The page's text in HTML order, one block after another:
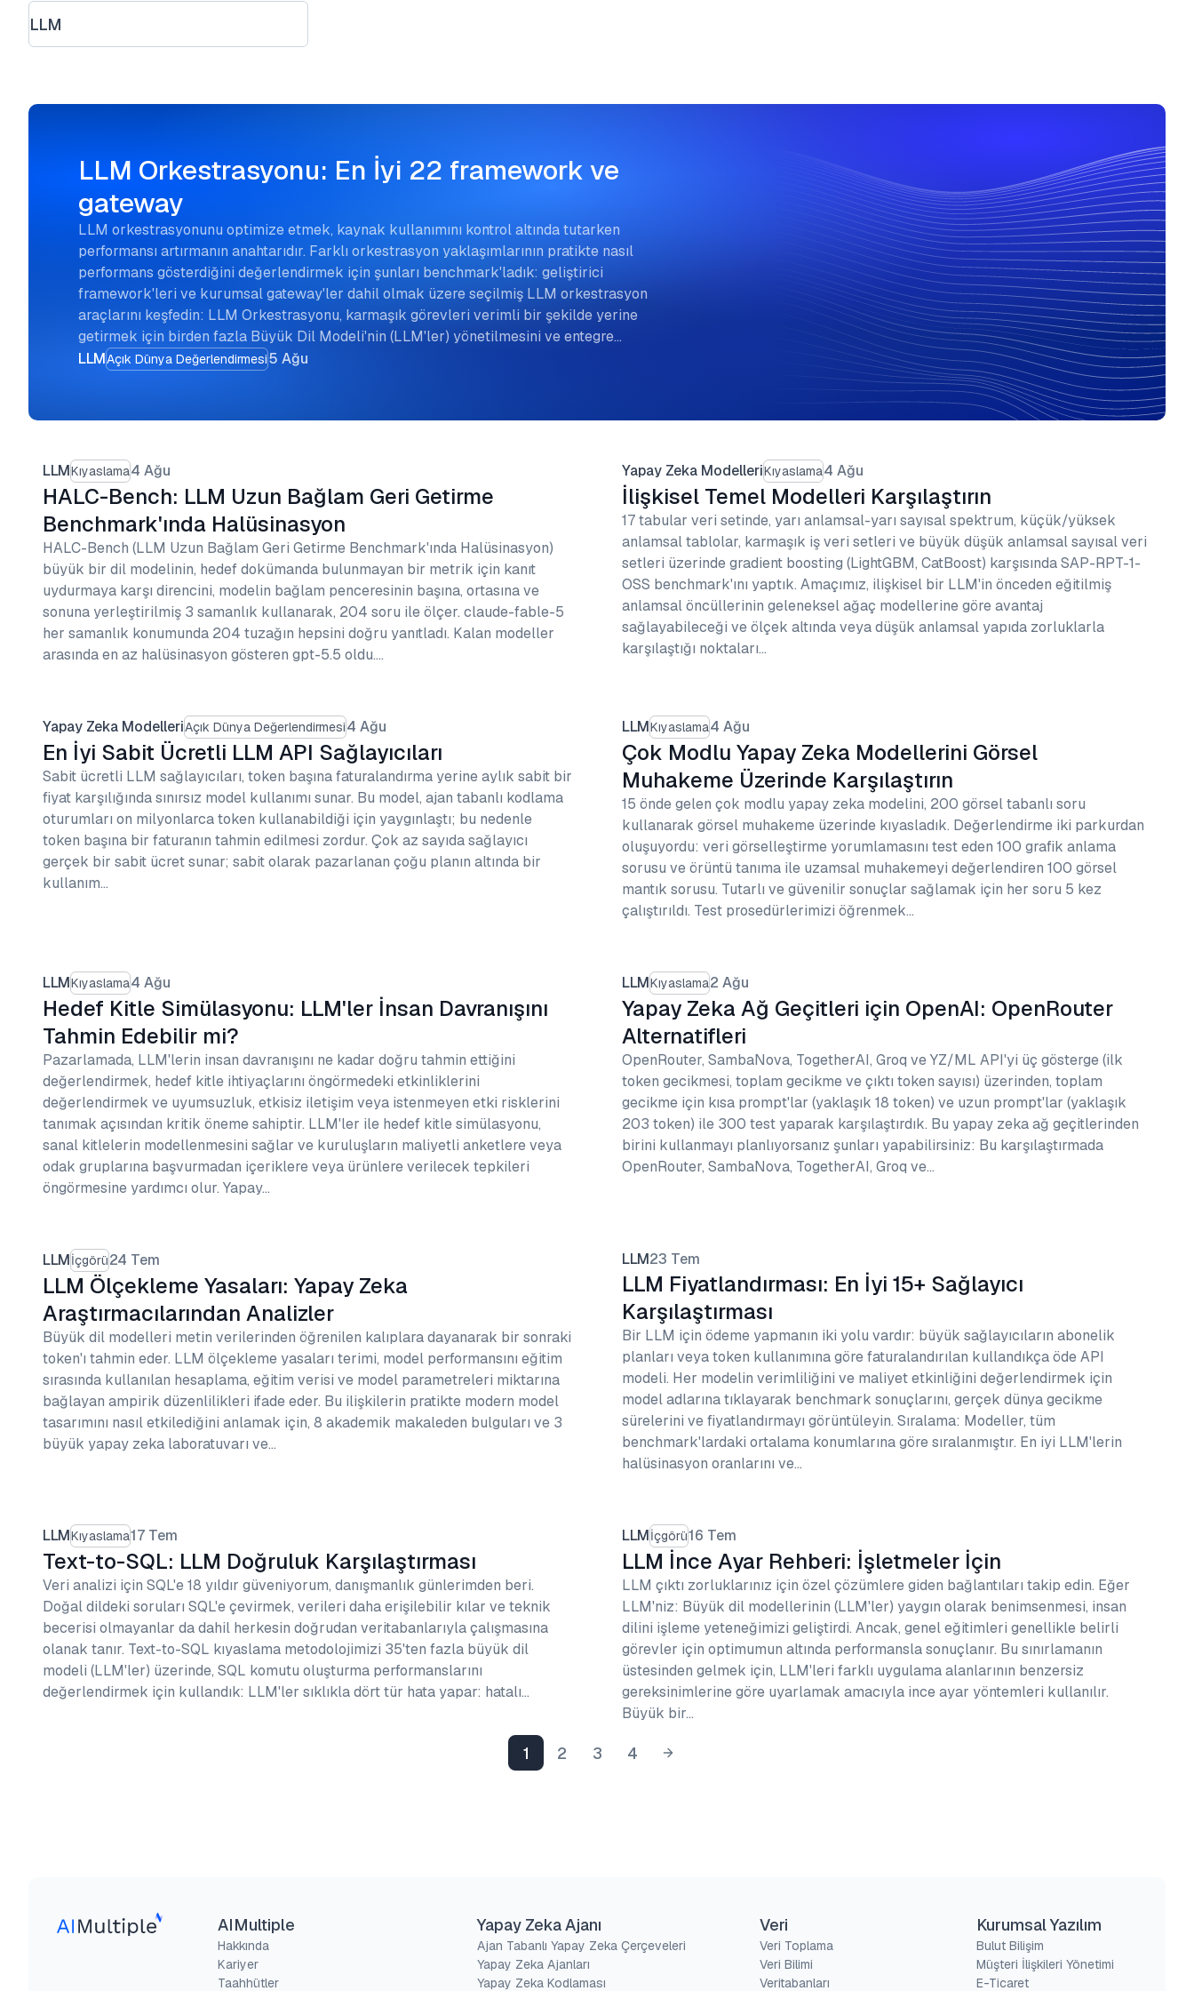
LLM
LLM Orkestrasyonu: En İyi 22 framework ve
gateway
LLMAçık Dünya Değerlendirmesi5 Ağu
LLM orkestrasyonunu optimize etmek, kaynak kullanımını kontrol altında tutarken
performansı artırmanın anahtarıdır. Farklı orkestrasyon yaklaşımlarının pratikte nasıl
performans gösterdiğini değerlendirmek için şunları benchmark'ladık: geliştirici
framework'leri ve kurumsal gateway'ler dahil olmak üzere seçilmiş LLM orkestrasyon
araçlarını keşfedin: LLM Orkestrasyonu, karmaşık görevleri verimli bir şekilde yerine
getirmek için birden fazla Büyük Dil Modeli'nin (LLM'ler) yönetilmesini ve entegre…
LLMKıyaslama4 Ağu
HALC-Bench: LLM Uzun Bağlam Geri Getirme
Benchmark'ında Halüsinasyon
HALC-Bench (LLM Uzun Bağlam Geri Getirme Benchmark'ında Halüsinasyon)
büyük bir dil modelinin, hedef dokümanda bulunmayan bir metrik için kanıt
uydurmaya karşı direncini, modelin bağlam penceresinin başına, ortasına ve
sonuna yerleştirilmiş 3 samanlık kullanarak, 204 soru ile ölçer. claude-fable-5
her samanlık konumunda 204 tuzağın hepsini doğru yanıtladı. Kalan modeller
arasında en az halüsinasyon gösteren gpt-5.5 oldu.…
Yapay Zeka ModelleriKıyaslama4 Ağu
İlişkisel Temel Modelleri Karşılaştırın
17 tabular veri setinde, yarı anlamsal-yarı sayısal spektrum, küçük/yüksek
anlamsal tablolar, karmaşık iş veri setleri ve büyük düşük anlamsal sayısal veri
setleri üzerinde gradient boosting (LightGBM, CatBoost) karşısında SAP-RPT-1-
OSS benchmark'ını yaptık. Amaçımız, ilişkisel bir LLM'in önceden eğitilmiş
anlamsal öncüllerinin geleneksel ağaç modellerine göre avantaj
sağlayabileceği ve ölçek altında veya düşük anlamsal yapıda zorluklarla
karşılaştığı noktaları…
Yapay Zeka ModelleriAçık Dünya Değerlendirmesi4 Ağu
En İyi Sabit Ücretli LLM API Sağlayıcıları
Sabit ücretli LLM sağlayıcıları, token başına faturalandırma yerine aylık sabit bir
fiyat karşılığında sınırsız model kullanımı sunar. Bu model, ajan tabanlı kodlama
oturumları on milyonlarca token kullanabildiği için yaygınlaştı; bu nedenle
token başına bir faturanın tahmin edilmesi zordur. Çok az sayıda sağlayıcı
gerçek bir sabit ücret sunar; sabit olarak pazarlanan çoğu planın altında bir
kullanım…
LLMKıyaslama4 Ağu
Çok Modlu Yapay Zeka Modellerini Görsel
Muhakeme Üzerinde Karşılaştırın
15 önde gelen çok modlu yapay zeka modelini, 200 görsel tabanlı soru
kullanarak görsel muhakeme üzerinde kıyasladık. Değerlendirme iki parkurdan
oluşuyordu: veri görselleştirme yorumlamasını test eden 100 grafik anlama
sorusu ve örüntü tanıma ile uzamsal muhakemeyi değerlendiren 100 görsel
mantık sorusu. Tutarlı ve güvenilir sonuçlar sağlamak için her soru 5 kez
çalıştırıldı. Test prosedürlerimizi öğrenmek…
LLMKıyaslama4 Ağu
Hedef Kitle Simülasyonu: LLM'ler İnsan Davranışını
Tahmin Edebilir mi?
Pazarlamada, LLM'lerin insan davranışını ne kadar doğru tahmin ettiğini
değerlendirmek, hedef kitle ihtiyaçlarını öngörmedeki etkinliklerini
değerlendirmek ve uyumsuzluk, etkisiz iletişim veya istenmeyen etki risklerini
tanımak açısından kritik öneme sahiptir. LLM'ler ile hedef kitle simülasyonu,
sanal kitlelerin modellenmesini sağlar ve kuruluşların maliyetli anketlere veya
odak gruplarına başvurmadan içeriklere veya ürünlere verilecek tepkileri
öngörmesine yardımcı olur. Yapay…
LLMKıyaslama2 Ağu
Yapay Zeka Ağ Geçitleri için OpenAI: OpenRouter
Alternatifleri
OpenRouter, SambaNova, TogetherAI, Groq ve YZ/ML API'yi üç gösterge (ilk
token gecikmesi, toplam gecikme ve çıktı token sayısı) üzerinden, toplam
gecikme için kısa prompt'lar (yaklaşık 18 token) ve uzun prompt'lar (yaklaşık
203 token) ile 300 test yaparak karşılaştırdık. Bu yapay zeka ağ geçitlerinden
birini kullanmayı planlıyorsanız şunları yapabilirsiniz: Bu karşılaştırmada
OpenRouter, SambaNova, TogetherAI, Groq ve…
LLMİçgörü24 Tem
LLM Ölçekleme Yasaları: Yapay Zeka
Araştırmacılarından Analizler
Büyük dil modelleri metin verilerinden öğrenilen kalıplara dayanarak bir sonraki
token'ı tahmin eder. LLM ölçekleme yasaları terimi, model performansını eğitim
sırasında kullanılan hesaplama, eğitim verisi ve model parametreleri miktarına
bağlayan ampirik düzenlilikleri ifade eder. Bu ilişkilerin pratikte modern model
tasarımını nasıl etkilediğini anlamak için, 8 akademik makaleden bulguları ve 3
büyük yapay zeka laboratuvarı ve…
LLM23 Tem
LLM Fiyatlandırması: En İyi 15+ Sağlayıcı
Karşılaştırması
Bir LLM için ödeme yapmanın iki yolu vardır: büyük sağlayıcıların abonelik
planları veya token kullanımına göre faturalandırılan kullandıkça öde API
modeli. Her modelin verimliliğini ve maliyet etkinliğini değerlendirmek için
model adlarına tıklayarak benchmark sonuçlarını, gerçek dünya gecikme
sürelerini ve fiyatlandırmayı görüntüleyin. Sıralama: Modeller, tüm
benchmark'lardaki ortalama konumlarına göre sıralanmıştır. En iyi LLM'lerin
halüsinasyon oranlarını ve…
LLMKıyaslama17 Tem
Text-to-SQL: LLM Doğruluk Karşılaştırması
Veri analizi için SQL'e 18 yıldır güveniyorum, danışmanlık günlerimden beri.
Doğal dildeki soruları SQL'e çevirmek, verileri daha erişilebilir kılar ve teknik
becerisi olmayanlar da dahil herkesin doğrudan veritabanlarıyla çalışmasına
olanak tanır. Text-to-SQL kıyaslama metodolojimizi 35'ten fazla büyük dil
modeli (LLM'ler) üzerinde, SQL komutu oluşturma performanslarını
değerlendirmek için kullandık: LLM'ler sıklıkla dört tür hata yapar: hatalı…
LLMİçgörü16 Tem
LLM İnce Ayar Rehberi: İşletmeler İçin
LLM çıktı zorluklarınız için özel çözümlere giden bağlantıları takip edin. Eğer
LLM'niz: Büyük dil modellerinin (LLM'ler) yaygın olarak benimsenmesi, insan
dilini işleme yeteneğimizi geliştirdi. Ancak, genel eğitimleri genellikle belirli
görevler için optimumun altında performansla sonuçlanır. Bu sınırlamanın
üstesinden gelmek için, LLM'leri farklı uygulama alanlarının benzersiz
gereksinimlerine göre uyarlamak amacıyla ince ayar yöntemleri kullanılır.
Büyük bir…
1 2 3 4
AIMultiple
Hakkında
Kariyer
Taahhütler
Yapay Zeka Ajanı
Ajan Tabanlı Yapay Zeka Çerçeveleri
Yapay Zeka Ajanları
Yapay Zeka Kodlaması
Veri
Veri Toplama
Veri Bilimi
Veritabanları
Kurumsal Yazılım
Bulut Bilişim
Müşteri İlişkileri Yönetimi
E-Ticaret